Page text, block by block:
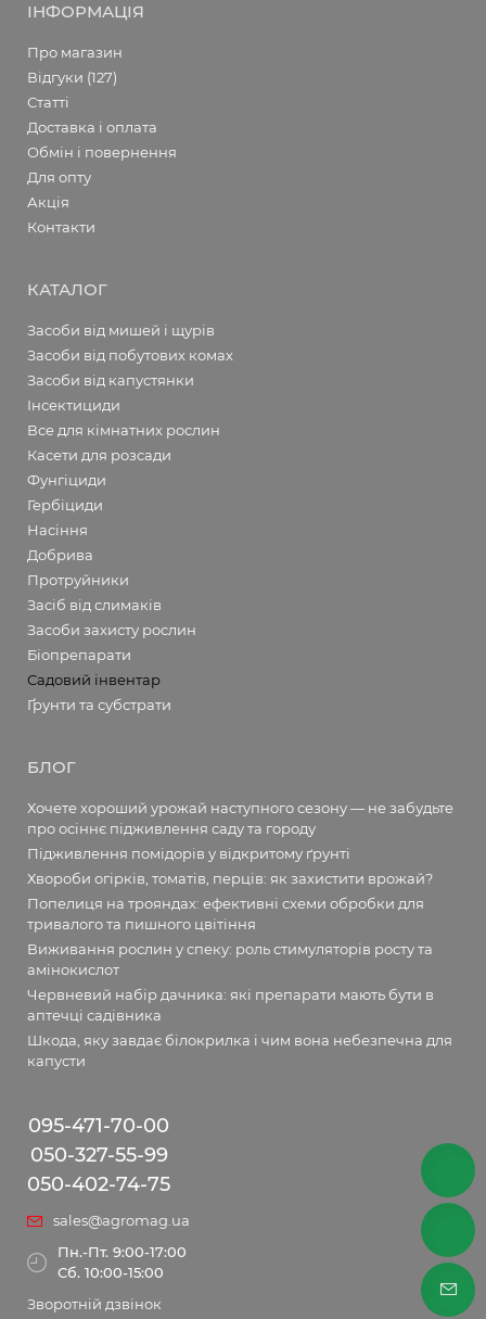
ІНФОРМАЦІЯ
Про магазин
Відгуки (127)
Статті
Доставка і оплата
Обмін і повернення
Для опту
Акція
Контакти
КАТАЛОГ
Засоби від мишей і щурів
Засоби від побутових комах
Засоби від капустянки
Інсектициди
Все для кімнатних рослин
Касети для розсади
Фунгіциди
Гербіциди
Насіння
Добрива
Протруйники
Засіб від слимаків
Засоби захисту рослин
Біопрепарати
Садовий інвентар
Ґрунти та субстрати
БЛОГ
Хочете хороший урожай наступного сезону — не забудьте
про осіннє підживлення саду та городу
Підживлення помідорів у відкритому ґрунті
Хвороби огірків, томатів, перців: як захистити врожай?
Попелиця на трояндах: ефективні схеми обробки для
тривалого та пишного цвітіння
Виживання рослин у спеку: роль стимуляторів росту та
амінокислот
Червневий набір дачника: які препарати мають бути в
аптечці садівника
Шкода, яку завдає білокрилка і чим вона небезпечна для
капусти
095-471-70-00
050-327-55-99
050-402-74-75
sales@agromag.ua
Пн.-Пт. 9:00-17:00
Сб. 10:00-15:00
Зворотній дзвінок